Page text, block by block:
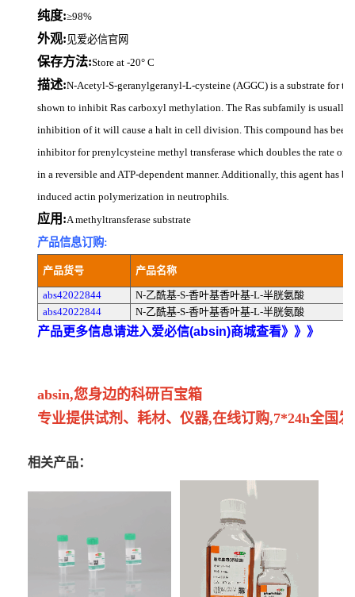
纯度:≥98%
外观: 见爱必信官网
保存方法:Store at -20° C
描述:N-Acetyl-S-geranylgeranyl-L-cysteine (AGGC) is a substrate for
shown to inhibit Ras carboxyl methylation. The Ras subfamily is usually
inhibition of it will cause a halt in cell division. This compound has been
inhibitor for prenylcysteine methyl transferase which doubles the rate of
in a reversible and ATP-dependent manner. Additionally, this agent has
induced actin polymerization in neutrophils.
应用:A methyltransferase substrate
产品信息订购:
产品货号 产品名称
abs42022844
N-乙酰基-S-香叶基香叶基-L-半胱氨酸
abs42022844
N-乙酰基-S-香叶基香叶基-L-半胱氨酸
产品更多信息请进入爱必信(absin)商城查看》》》
absin,您身边的科研百宝箱
专业提供试剂、耗材、仪器,在线订购,7*24h全国
相关产品：